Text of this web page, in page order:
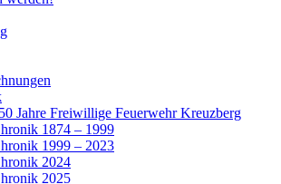
Jahre Freiwillige Feuerwehr Kreuzberg
1874 – 1999
1999 – 2023
2024
2025